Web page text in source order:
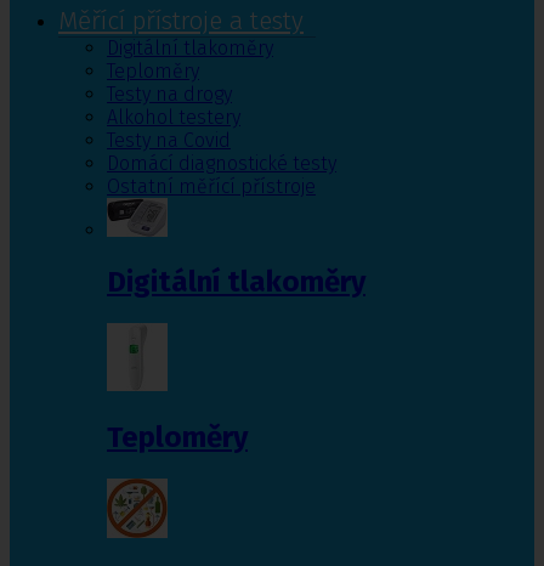
Měřící přístroje a testy
Digitální tlakoměry
Teploměry
Testy na drogy
Alkohol testery
Testy na Covid
Domácí diagnostické testy
Ostatní měřící přístroje
Digitální tlakoměry
Teploměry